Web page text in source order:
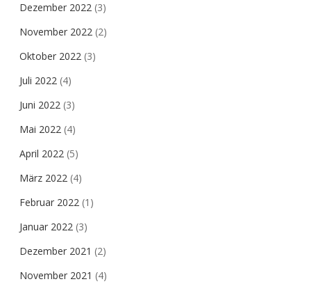
Dezember 2022 (3)
November 2022 (2)
Oktober 2022 (3)
Juli 2022 (4)
Juni 2022 (3)
Mai 2022 (4)
April 2022 (5)
März 2022 (4)
Februar 2022 (1)
Januar 2022 (3)
Dezember 2021 (2)
November 2021 (4)